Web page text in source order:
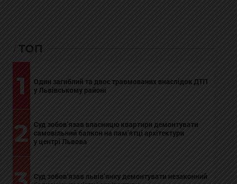
ТОП
1
Один загиблий та двоє травмованих внаслідок ДТП
у Львівському районі
2
Суд зобов’язав власницю квартири демонтувати
самовільний балкон на пам’ятці архітектури
у центрі Львова
Суд зобов’язав львів’янку демонтувати незаконний